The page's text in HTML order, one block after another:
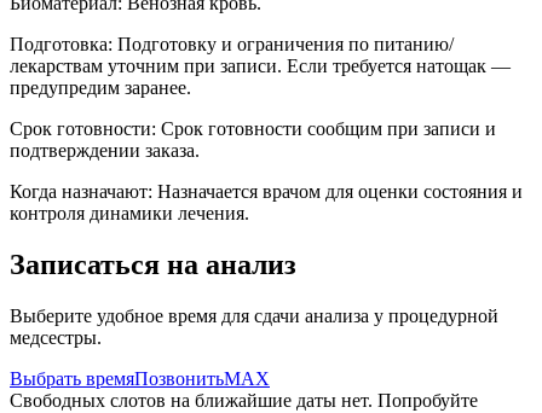
Подготовка: Подготовку и ограничения по питанию/
лекарствам уточним при записи. Если требуется натощак —
предупредим заранее.
Срок готовности: Срок готовности сообщим при записи и
подтверждении заказа.
Когда назначают: Назначается врачом для оценки состояния и
контроля динамики лечения.
Записаться на анализ
Выберите удобное время для сдачи анализа у процедурной
медсестры.
Выбрать времяПозвонитьMAX
Свободных слотов на ближайшие даты нет. Попробуйте